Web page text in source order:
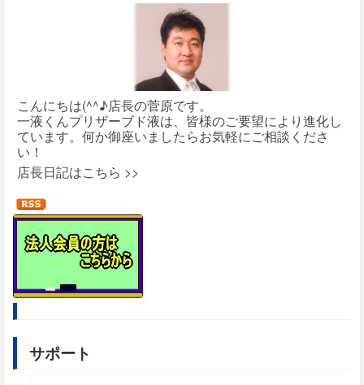
こんにちは(^^♪店長の菅原です。
一液くんプリザーブド液は、皆様のご要望により進化し
ています。何か御座いましたらお気軽にご相談くださ
い！
店長日記はこちら >>
サポート